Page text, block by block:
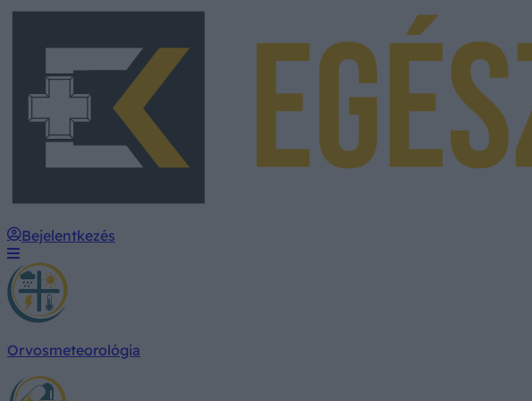
Bejelentkezés
Orvosmeteorológia